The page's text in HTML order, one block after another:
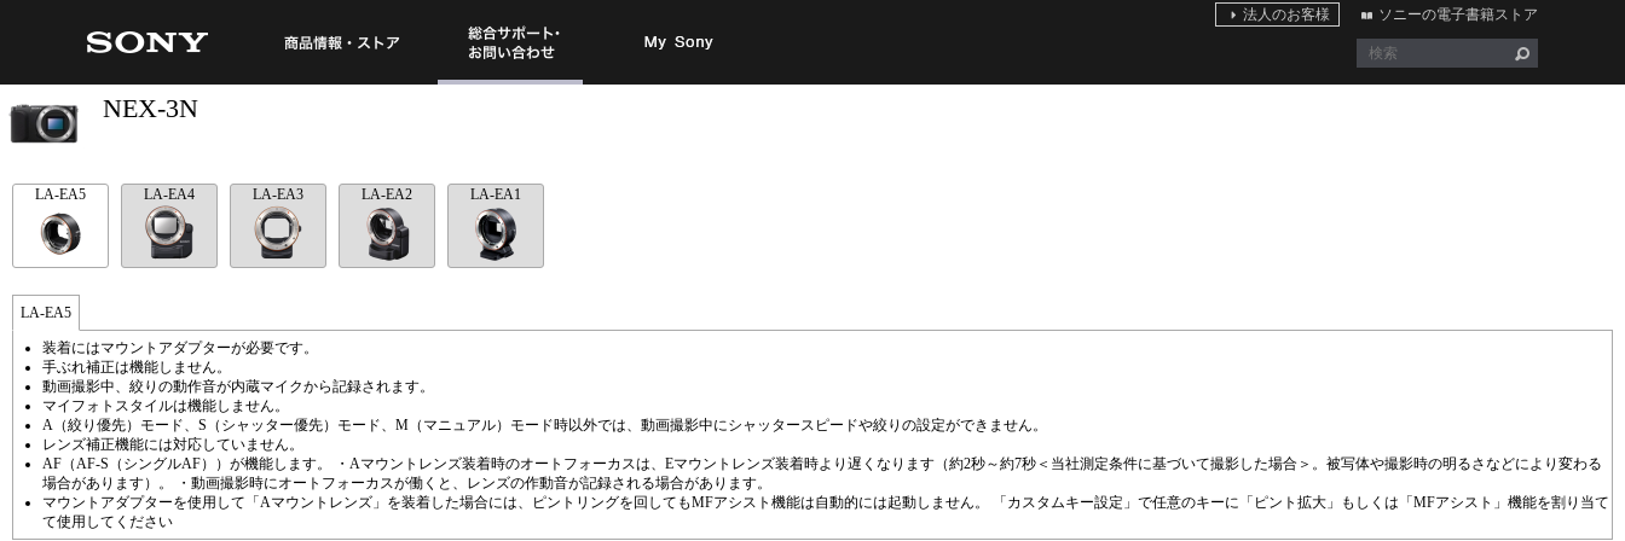
法人のお客様 ソニーの電子書籍ストア
NEX-3N
LA-EA5 LA-EA4 LA-EA3 LA-EA2 LA-EA1
LA-EA5
装着にはマウントアダプターが必要です。
手ぶれ補正は機能しません。
動画撮影中、絞りの動作音が内蔵マイクから記録されます。
マイフォトスタイルは機能しません。
A（絞り優先）モード、S（シャッター優先）モード、M（マニュアル）モード時以外では、動画撮影中にシャッタースピードや絞りの設定ができません。
レンズ補正機能には対応していません。
AF（AF-S（シングルAF））が機能します。 ・Aマウントレンズ装着時のオートフォーカスは、Eマウントレンズ装着時より遅くなります（約2秒～約7秒＜当社測定条件に基づいて撮影した場合＞。被写体や撮影時の明るさなどにより変わる
場合があります）。 ・動画撮影時にオートフォーカスが働くと、レンズの作動音が記録される場合があります。
マウントアダプターを使用して「Aマウントレンズ」を装着した場合には、ピントリングを回してもMFアシスト機能は自動的には起動しません。 「カスタムキー設定」で任意のキーに「ピント拡大」もしくは「MFアシスト」機能を割り当て
て使用してください